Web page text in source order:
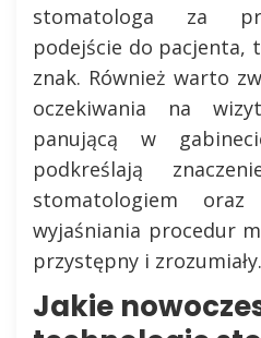
stomatologa za
podejście do pacjenta,
znak. Również warto
oczekiwania na
panującą w
podkreślają
stomatologiem
wyjaśniania procedur
przystępny i zrozumiały.
Jakie